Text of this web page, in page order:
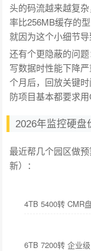
头的码流越来越复
率比256MB缓存的
就因为这个小细节导
还有个更隐蔽的问
写数据时性能下降
个月后，回放关键
防项目基本都要求用
2026年监控硬盘
最近帮几个园区做
新）：
4TB 5400转 CMR
6TB 7200转 企业